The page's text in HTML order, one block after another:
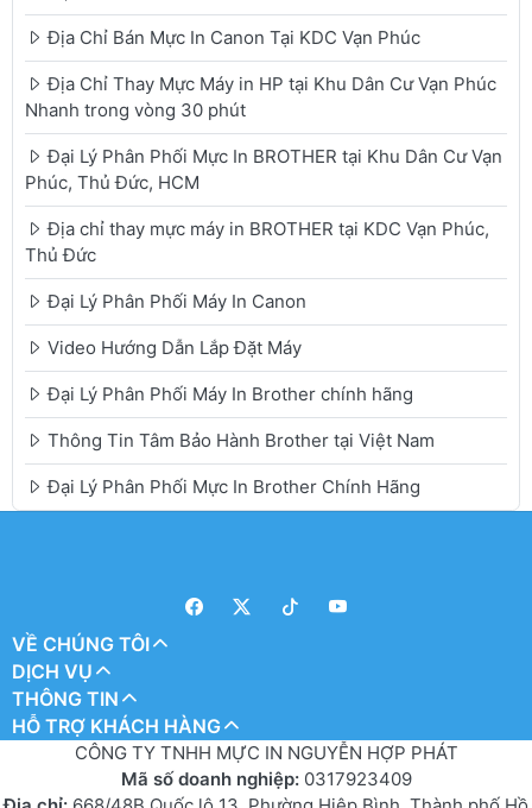
Địa Chỉ Bán Mực In Canon Tại KDC Vạn Phúc
Địa Chỉ Thay Mực Máy in HP tại Khu Dân Cư Vạn Phúc
Nhanh trong vòng 30 phút
Đại Lý Phân Phối Mực In BROTHER tại Khu Dân Cư Vạn
Phúc, Thủ Đức, HCM
Địa chỉ thay mực máy in BROTHER tại KDC Vạn Phúc,
Thủ Đức
Đại Lý Phân Phối Máy In Canon
Video Hướng Dẫn Lắp Đặt Máy
Đại Lý Phân Phối Máy In Brother chính hãng
Thông Tin Tâm Bảo Hành Brother tại Việt Nam
Đại Lý Phân Phối Mực In Brother Chính Hãng
VỀ CHÚNG TÔI
DỊCH VỤ
THÔNG TIN
HỖ TRỢ KHÁCH HÀNG
CÔNG TY TNHH MỰC IN NGUYỄN HỢP PHÁT
Mã số doanh nghiệp: 0317923409